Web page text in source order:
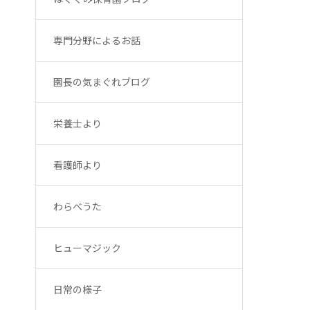
専門分野によるお話
園長の気まぐれブログ
栄養士より
看護師より
わらべうた
ヒューマジック
日常の様子